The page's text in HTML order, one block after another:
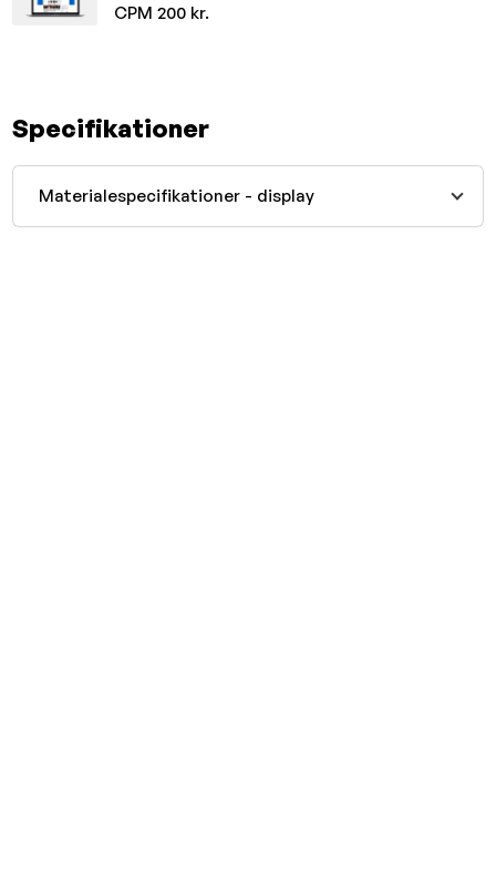
CPM 200 kr.
Specifikationer
Materialespecifikationer - display